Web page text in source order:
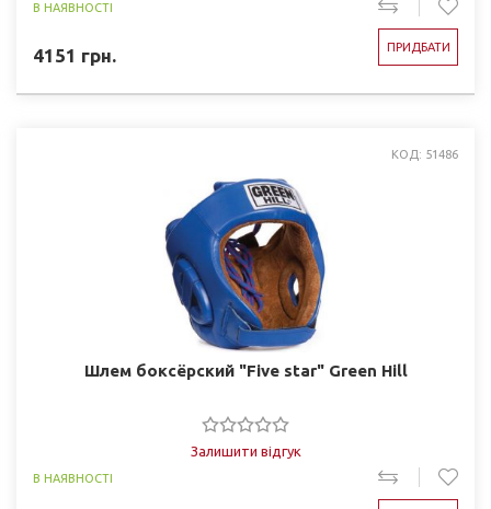
В НАЯВНОСТІ
4151 грн. ПРИДБАТИ
КОД: 51486
Шлем боксёрский "Five star" Green Hill
Залишити відгук
В НАЯВНОСТІ